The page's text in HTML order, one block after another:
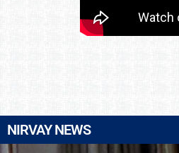
NIRVAY NEWS